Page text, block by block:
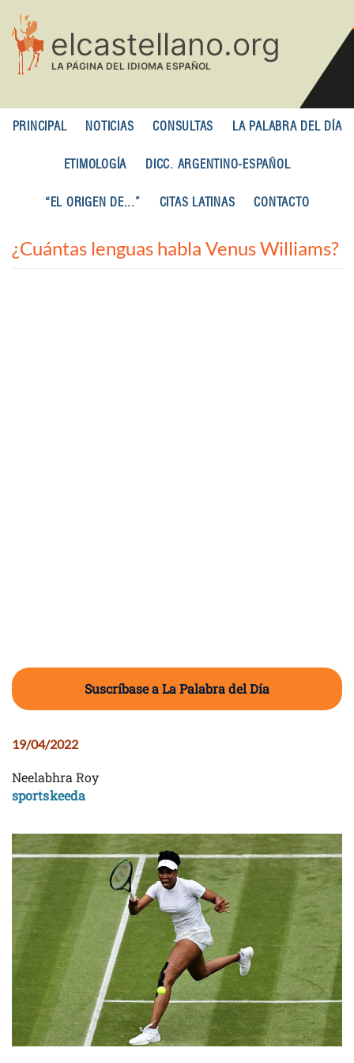
contenido
principal
PRINCIPAL NOTICIAS CONSULTAS LA PALABRA DEL DÍA
ETIMOLOGÍA DICC. ARGENTINO-ESPAÑOL
“EL ORIGEN DE...” CITAS LATINAS CONTACTO
¿Cuántas lenguas habla Venus Williams?
Suscríbase a La Palabra del Día
19/04/2022
Neelabhra Roy
sportskeeda